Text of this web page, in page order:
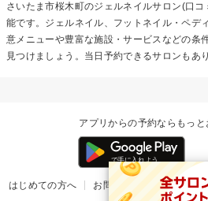
さいたま市桜木町のジェルネイルサロン(口コ
能です。ジェルネイル、フットネイル・ペデ
意メニューや豊富な施設・サービスなどの条
見つけましょう。当日予約できるサロンもあ
アプリからの予約ならもっと
はじめての方へ お問い合わせ ヘルプ